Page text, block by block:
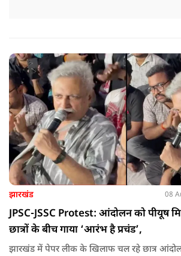
झारखंड 08
JPSC-JSSC Protest: आंदोलन को पीयूष
छात्रों के बीच गाया ‘आरंभ है प्रचंड’,
झारखंड में पेपर लीक के खिलाफ चल रहे छात्र